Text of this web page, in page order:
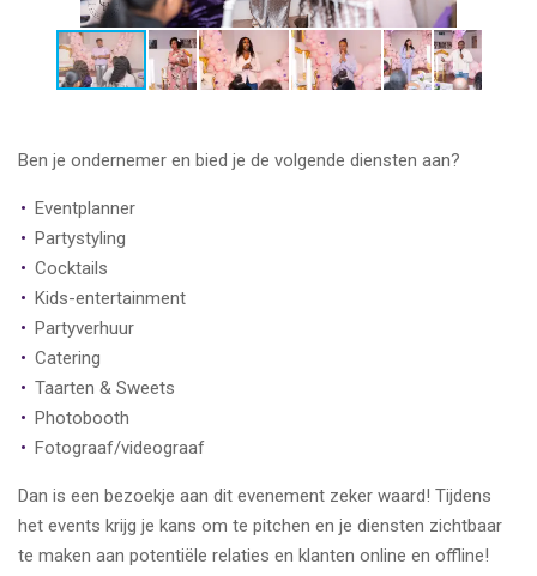
Ben je ondernemer en bied je de volgende diensten aan?
Eventplanner
Partystyling
Cocktails
Kids-entertainment
Partyverhuur
Catering
Taarten & Sweets
Photobooth
Fotograaf/videograaf
Dan is een bezoekje aan dit evenement zeker waard! Tijdens
het events krijg je kans om te pitchen en je diensten zichtbaar
te maken aan potentiële relaties en klanten online en offline!